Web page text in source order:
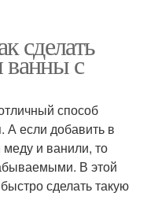
сделать
с
способ
А если добавить в
и ванили, то
В этой
сделать такую